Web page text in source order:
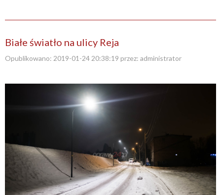
Białe światło na ulicy Reja
Opublikowano: 2019-01-24 20:38:19 przez: administrator